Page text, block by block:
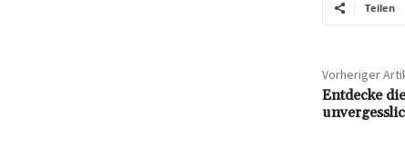
Teilen
Vorheriger
Entdecke